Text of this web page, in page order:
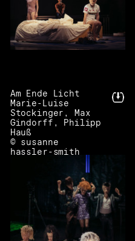
Am Ende Licht
Marie-Luise
Stockinger, Max
Gindorff, Philipp
Hauß
© susanne
hassler-smith